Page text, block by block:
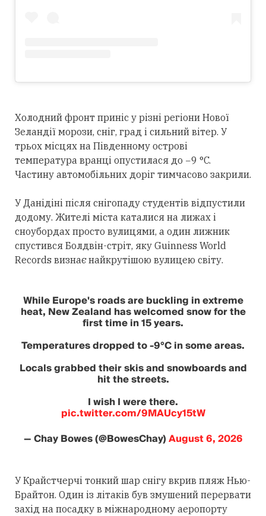
Холодний фронт приніс у різні регіони Нової
Зеландії морози, сніг, град і сильний вітер. У
трьох місцях на Південному острові
температура вранці опустилася до −9 °C.
Частину автомобільних доріг тимчасово закрили.
У Данідіні після снігопаду студентів відпустили
додому. Жителі міста каталися на лижах і
сноубордах просто вулицями, а один лижник
спустився Болдвін-стріт, яку Guinness World
Records визнає найкрутішою вулицею світу.
While Europe's roads are buckling in extreme
heat, New Zealand has welcomed snow for the
first time in 15 years.
Temperatures dropped to -9°C in some areas.
Locals grabbed their skis and snowboards and
hit the streets.
I wish I were there.
pic.twitter.com/9MAUcy15tW
— Chay Bowes (@BowesChay)August 6, 2026
У Крайстчерчі тонкий шар снігу вкрив пляж Нью-
Брайтон. Один із літаків був змушений перервати
захід на посадку в міжнародному аеропорту